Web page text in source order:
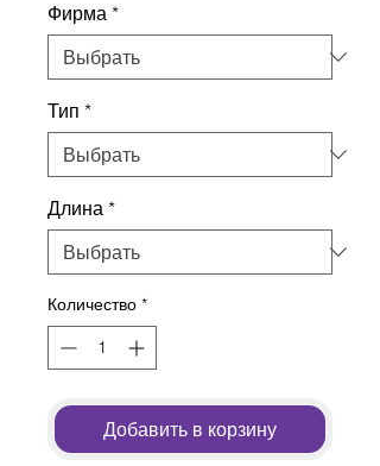
Фирма *
Тип *
Длина *
Количество *
Добавить в корзину